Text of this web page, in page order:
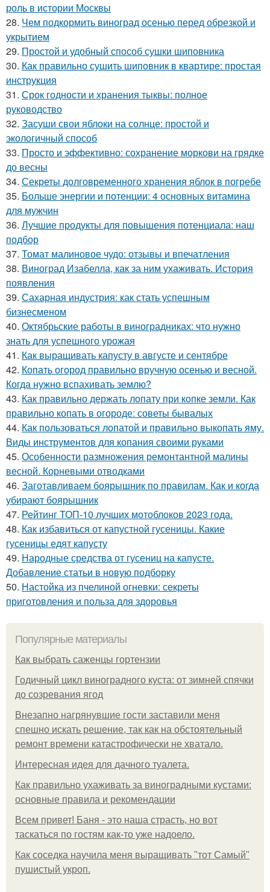
роль в истории Москвы
28. Чем подкормить виноград осенью перед обрезкой и
укрытием
29. Простой и удобный способ сушки шиповника
30. Как правильно сушить шиповник в квартире: простая
инструкция
31. Срок годности и хранения тыквы: полное
руководство
32. Засуши свои яблоки на солнце: простой и
экологичный способ
33. Просто и эффективно: сохранение моркови на грядке
до весны
34. Секреты долговременного хранения яблок в погребе
35. Больше энергии и потенции: 4 основных витамина
для мужчин
36. Лучшие продукты для повышения потенциала: наш
подбор
37. Томат малиновое чудо: отзывы и впечатления
38. Виноград Изабелла, как за ним ухаживать. История
появления
39. Сахарная индустрия: как стать успешным
бизнесменом
40. Октябрьские работы в виноградниках: что нужно
знать для успешного урожая
41. Как выращивать капусту в августе и сентябре
42. Копать огород правильно вручную осенью и весной.
Когда нужно вспахивать землю?
43. Как правильно держать лопату при копке земли. Как
правильно копать в огороде: советы бывалых
44. Как пользоваться лопатой и правильно выкопать яму.
Виды инструментов для копания своими руками
45. Особенности размножения ремонтантной малины
весной. Корневыми отводками
46. Заготавливаем боярышник по правилам. Как и когда
убирают боярышник
47. Рейтинг ТОП-10 лучших мотоблоков 2023 года.
48. Как избавиться от капустной гусеницы. Какие
гусеницы едят капусту
49. Народные средства от гусениц на капусте.
Добавление статьи в новую подборку
50. Настойка из пчелиной огневки: секреты
приготовления и польза для здоровья
Популярные материалы
Как выбрать саженцы гортензии
Годичный цикл виноградного куста: от зимней спячки
до созревания ягод
Внезапно нагрянувшие гости заставили меня
спешно искать решение, так как на обстоятельный
ремонт времени катастрофически не хватало.
Интересная идея для дачного туалета.
Как правильно ухаживать за виноградными кустами:
основные правила и рекомендации
Всем привет! Баня - это наша страсть, но вот
таскаться по гостям как-то уже надоело.
Как соседка научила меня выращивать "тот Самый"
пушистый укроп.